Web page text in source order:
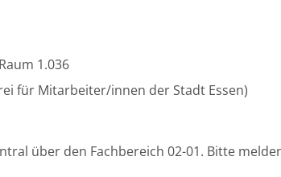
1.036
für Mitarbeiter/innen der Stadt Essen)
über den Fachbereich 02-01. Bitte